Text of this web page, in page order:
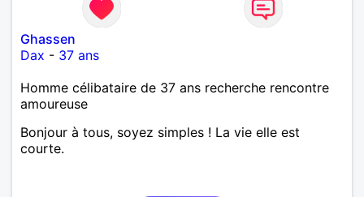
Ghassen
Dax - 37 ans
Homme célibataire de 37 ans recherche rencontre
amoureuse
Bonjour à tous, soyez simples ! La vie elle est
courte.